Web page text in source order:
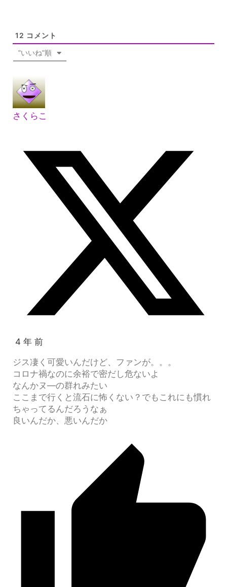
12 コメント
"いいね"順
さくらこ
4 年 前
ジス凄く可愛いんだけど、ファンが。。。
コロナ禍なのに余裕で密だし危ないよ
なんかヌ―の群れみたい
ここまで行くと流石に怖くない？でもこれにも慣れ
ちゃってるんだろうなぁ
良いんだか、悪いんだか